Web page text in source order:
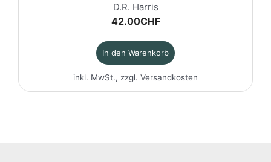
D.R. Harris
42.00CHF
In den Warenkorb
inkl. MwSt., zzgl. Versandkosten